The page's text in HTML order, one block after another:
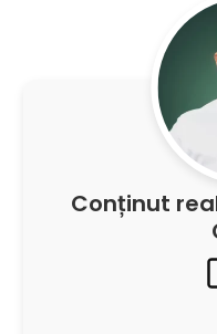
Conținut